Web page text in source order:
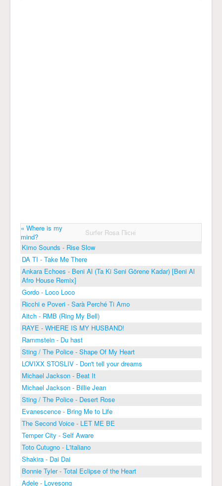
« Where is my
mind?
Surfer Rosa Пісні
Kimo Sounds - Rise Slow
DA TI - Take Me There
Ankara Echoes - Beni Al (Ta Ki Seni Görene Kadar) [Beni Al
Afro House Remix]
Gordo - Loco Loco
Ricchi e Poveri - Sarà Perché Ti Amo
Aitch - RMB (Ring My Bell)
RAYE - WHERE IS MY HUSBAND!
Rammstein - Du hast
Sting / The Police - Shape Of My Heart
LOVIXX STOSLIV - Don't tell your dreams
Michael Jackson - Beat It
Michael Jackson - Billie Jean
Sting / The Police - Desert Rose
Evanescence - Bring Me to Life
The Second Voice - LET ME BE
Temper City - Self Aware
Toto Cutugno - L'italiano
Shakira - Dai Dai
Bonnie Tyler - Total Eclipse of the Heart
Adele - Lovesong